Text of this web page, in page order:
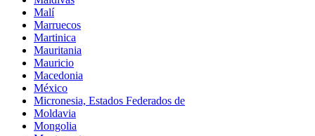
Malí
Marruecos
Martinica
Mauritania
Mauricio
Macedonia
México
Micronesia, Estados Federados de
Moldavia
Mongolia